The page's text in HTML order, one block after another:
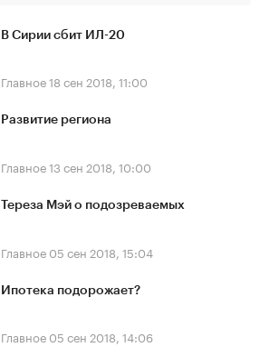
В Сирии сбит ИЛ-20
Главное18 сен 2018, 11:00
Развитие региона
Главное13 сен 2018, 10:00
Тереза Мэй о подозреваемых
Главное 05 сен 2018, 15:04
Ипотека подорожает?
Главное 05 сен 2018, 14:06